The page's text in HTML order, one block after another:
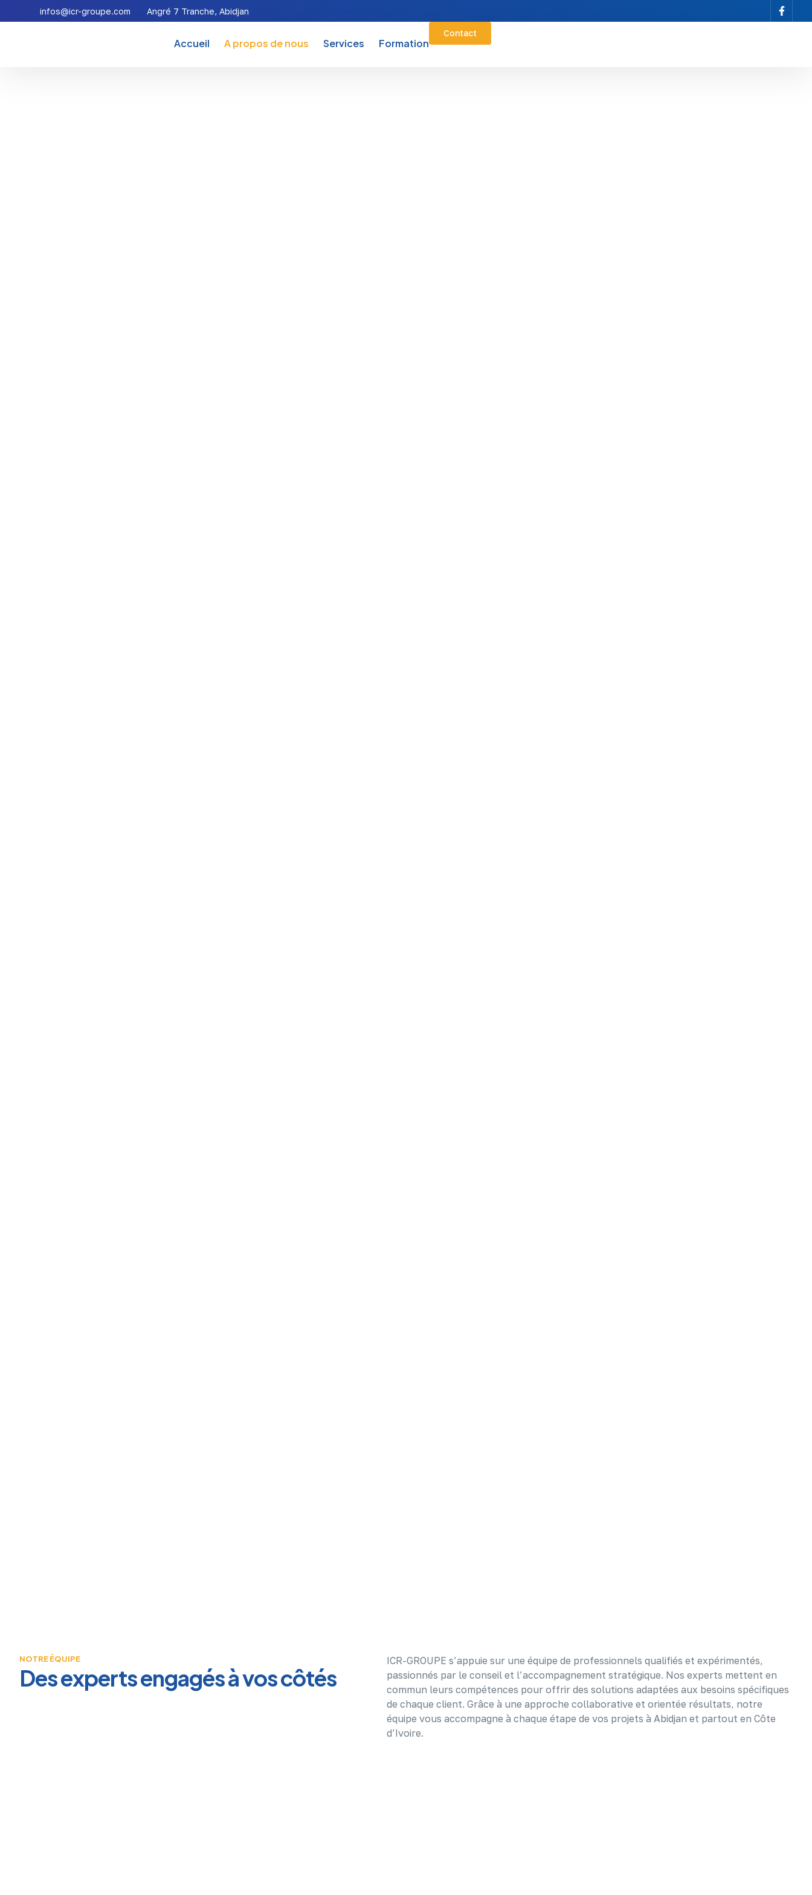
infos@icr-groupe.com Angré 7 Tranche, Abidjan
Accueil A propos de nous Services Formation
Contact
NOTRE ÉQUIPE
Des experts engagés à vos côtés
ICR-GROUPE s’appuie sur une équipe de professionnels qualifiés et expérimentés,
passionnés par le conseil et l’accompagnement stratégique. Nos experts mettent en
commun leurs compétences pour offrir des solutions adaptées aux besoins spécifiques
de chaque client. Grâce à une approche collaborative et orientée résultats, notre
équipe vous accompagne à chaque étape de vos projets à Abidjan et partout en Côte
d’Ivoire.